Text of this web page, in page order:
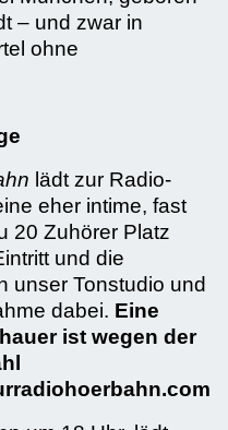
– und zwar in
ohne
lädt zur Radio-
eher intime, fast
20 Zuhörer Platz
und die
unser Tonstudio und
dabei. Eine
ist wegen der